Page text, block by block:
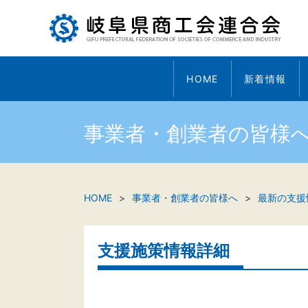
HOME 新着情報
事業者・創業者の皆様
HOME 事業者・創業者の皆様へ 最新の支援
支援施策情報詳細